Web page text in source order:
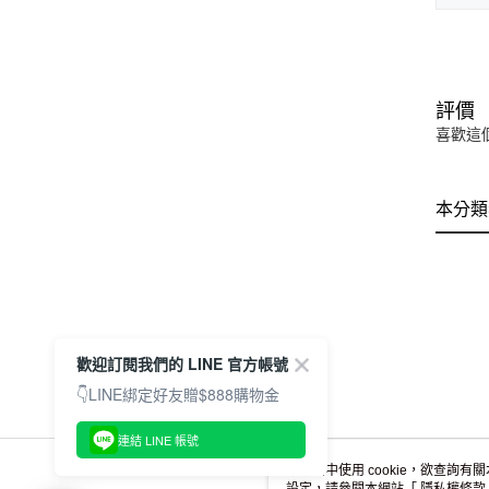
評價
喜歡這
本分
本網站中使用 cookie，欲查詢有
歡迎訂閱我們的 LINE 官方帳號
👇LINE綁定好友贈$888購物金
連結 LINE 帳號